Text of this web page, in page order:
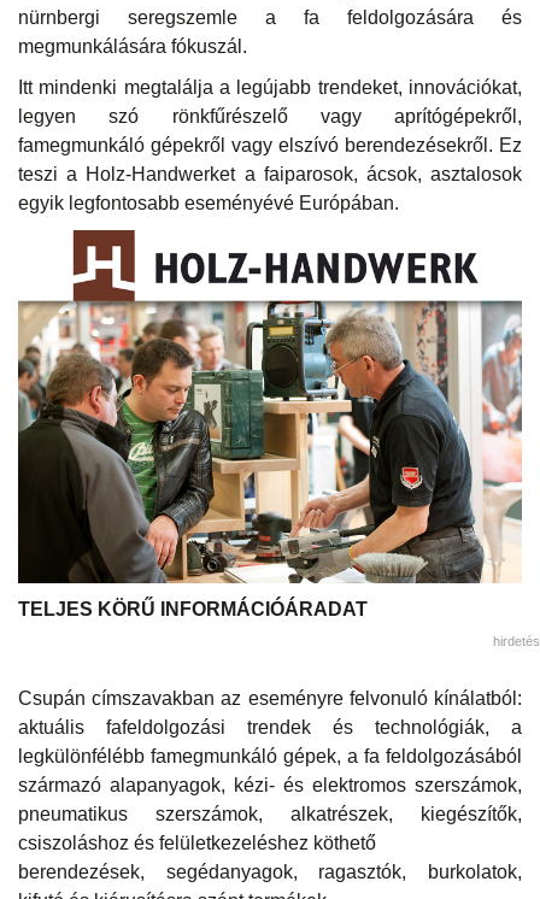
nürnbergi seregszemle a fa feldolgozására és
megmunkálására fókuszál.
Itt mindenki megtalálja a legújabb trendeket, innovációkat,
legyen szó rönkfűrészelő vagy aprítógépekről,
famegmunkáló gépekről vagy elszívó berendezésekről. Ez
teszi a Holz-Handwerket a faiparosok, ácsok, asztalosok
egyik legfontosabb eseményévé Európában.
TELJES KÖRŰ INFORMÁCIÓÁRADAT
hirdetés
Csupán címszavakban az eseményre felvonuló kínálatból:
aktuális fafeldolgozási trendek és technológiák, a
legkülönfélébb famegmunkáló gépek, a fa feldolgozásából
származó alapanyagok, kézi- és elektromos szerszámok,
pneumatikus szerszámok, alkatrészek, kiegészítők,
csiszoláshoz és felületkezeléshez köthető
berendezések, segédanyagok, ragasztók, burkolatok,